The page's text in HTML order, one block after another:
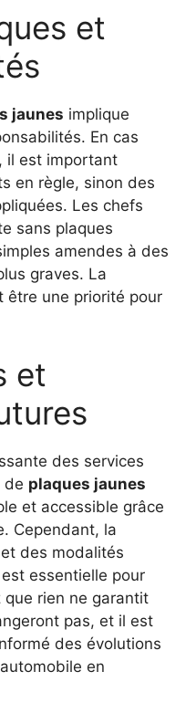
et
jaunes implique
En cas
il est important
en règle, sinon des
Les chefs
sans plaques
amendes à des
graves. La
être une priorité pour
et
des services
de plaques jaunes
et accessible grâce
Cependant, la
des modalités
essentielle pour
rien ne garantit
pas, et il est
des évolutions
en